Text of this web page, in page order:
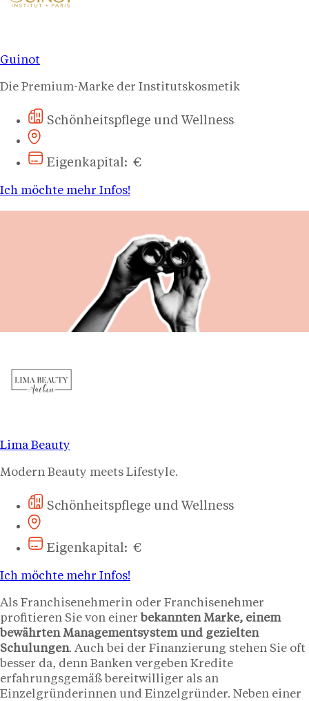
Guinot
Die Premium-Marke der Institutskosmetik
Schönheitspflege und Wellness
Eigenkapital: €
Ich möchte mehr Infos!
Lima Beauty
Modern Beauty meets Lifestyle.
Schönheitspflege und Wellness
Eigenkapital: €
Ich möchte mehr Infos!
Als Franchisenehmerin oder Franchisenehmer
profitieren Sie von einer bekannten Marke, einem
bewährten Managementsystem und gezielten
Schulungen. Auch bei der Finanzierung stehen Sie oft
besser da, denn Banken vergeben Kredite
erfahrungsgemäß bereitwilliger als an
Einzelgründerinnen und Einzelgründer. Neben einer